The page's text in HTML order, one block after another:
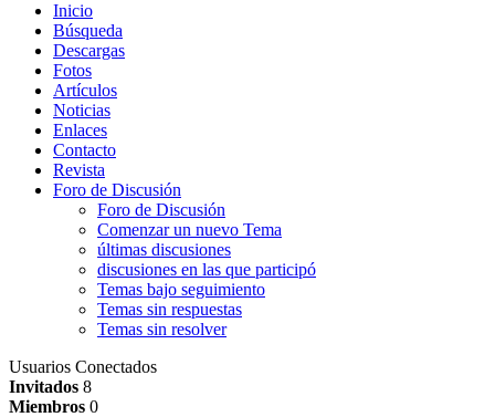
Inicio
Búsqueda
Descargas
Fotos
Artículos
Noticias
Enlaces
Contacto
Revista
Foro de Discusión
Foro de Discusión
Comenzar un nuevo Tema
últimas discusiones
discusiones en las que participó
Temas bajo seguimiento
Temas sin respuestas
Temas sin resolver
Usuarios Conectados
Invitados 8
Miembros 0